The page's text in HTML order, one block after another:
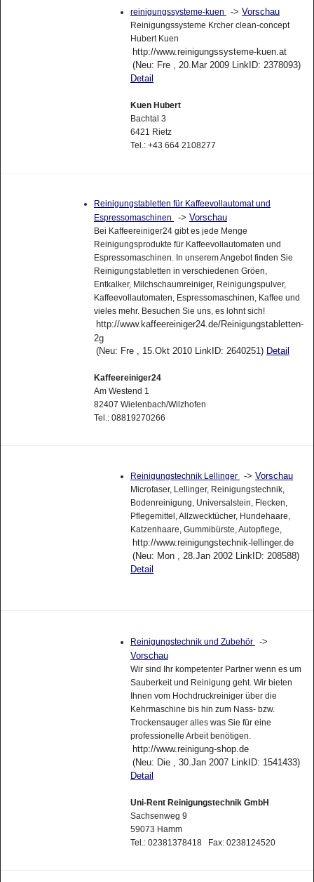
reinigungssysteme-kuen -> Vorschau
Reinigungssysteme Krcher clean-concept
Hubert Kuen
http://www.reinigungssysteme-kuen.at
(Neu: Fre , 20.Mar 2009 LinkID: 2378093)
Detail
Kuen Hubert
Bachtal 3
6421 Rietz
Tel.: +43 664 2108277
Reinigungstabletten für Kaffeevollautomat und
Espressomaschinen
-> Vorschau
Bei Kaffeereiniger24 gibt es jede Menge
Reinigungsprodukte für Kaffeevollautomaten und
Espressomaschinen. In unserem Angebot finden Sie
Reinigungstabletten in verschiedenen Gröen,
Entkalker, Milchschaumreiniger, Reinigungspulver,
Kaffeevollautomaten, Espressomaschinen, Kaffee und
vieles mehr. Besuchen Sie uns, es lohnt sich!
http://www.kaffeereiniger24.de/Reinigungstabletten-
2g
(Neu: Fre , 15.Okt 2010 LinkID: 2640251) Detail
Kaffeereiniger24
Am Westend 1
82407 Wielenbach/Wilzhofen
Tel.: 08819270266
Reinigungstechnik Lellinger -> Vorschau
Microfaser, Lellinger, Reinigungstechnik,
Bodenreinigung, Universalstein, Flecken,
Pflegemittel, Allzwecktücher, Hundehaare,
Katzenhaare, Gummibürste, Autopflege,
http://www.reinigungstechnik-lellinger.de
(Neu: Mon , 28.Jan 2002 LinkID: 208588)
Detail
Reinigungstechnik und Zubehör
->
Vorschau
Wir sind Ihr kompetenter Partner wenn es um
Sauberkeit und Reinigung geht. Wir bieten
Ihnen vom Hochdruckreiniger über die
Kehrmaschine bis hin zum Nass- bzw.
Trockensauger alles was Sie für eine
professionelle Arbeit benötigen.
http://www.reinigung-shop.de
(Neu: Die , 30.Jan 2007 LinkID: 1541433)
Detail
Uni-Rent Reinigungstechnik GmbH
Sachsenweg 9
59073 Hamm
Tel.: 02381378418 Fax: 0238124520